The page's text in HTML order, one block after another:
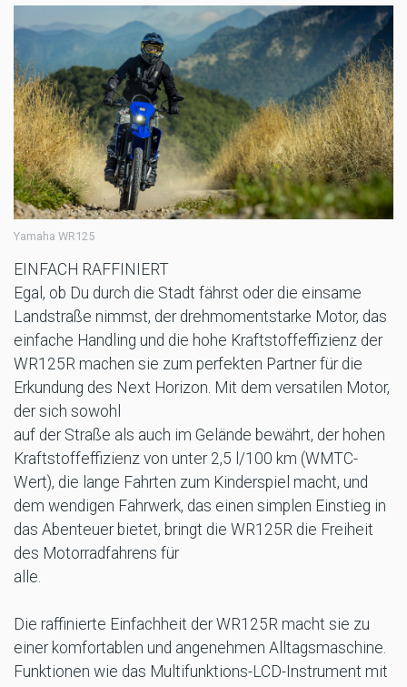
Yamaha WR125
EINFACH RAFFINIERT
Egal, ob Du durch die Stadt fährst oder die einsame
Landstraße nimmst, der drehmomentstarke Motor, das
einfache Handling und die hohe Kraftstoffeffizienz der
WR125R machen sie zum perfekten Partner für die
Erkundung des Next Horizon. Mit dem versatilen Motor,
der sich sowohl
auf der Straße als auch im Gelände bewährt, der hohen
Kraftstoffeffizienz von unter 2,5 l/100 km (WMTC-
Wert), die lange Fahrten zum Kinderspiel macht, und
dem wendigen Fahrwerk, das einen simplen Einstieg in
das Abenteuer bietet, bringt die WR125R die Freiheit
des Motorradfahrens für
alle.
Die raffinierte Einfachheit der WR125R macht sie zu
einer komfortablen und angenehmen Alltagsmaschine.
Funktionen wie das Multifunktions-LCD-Instrument mit